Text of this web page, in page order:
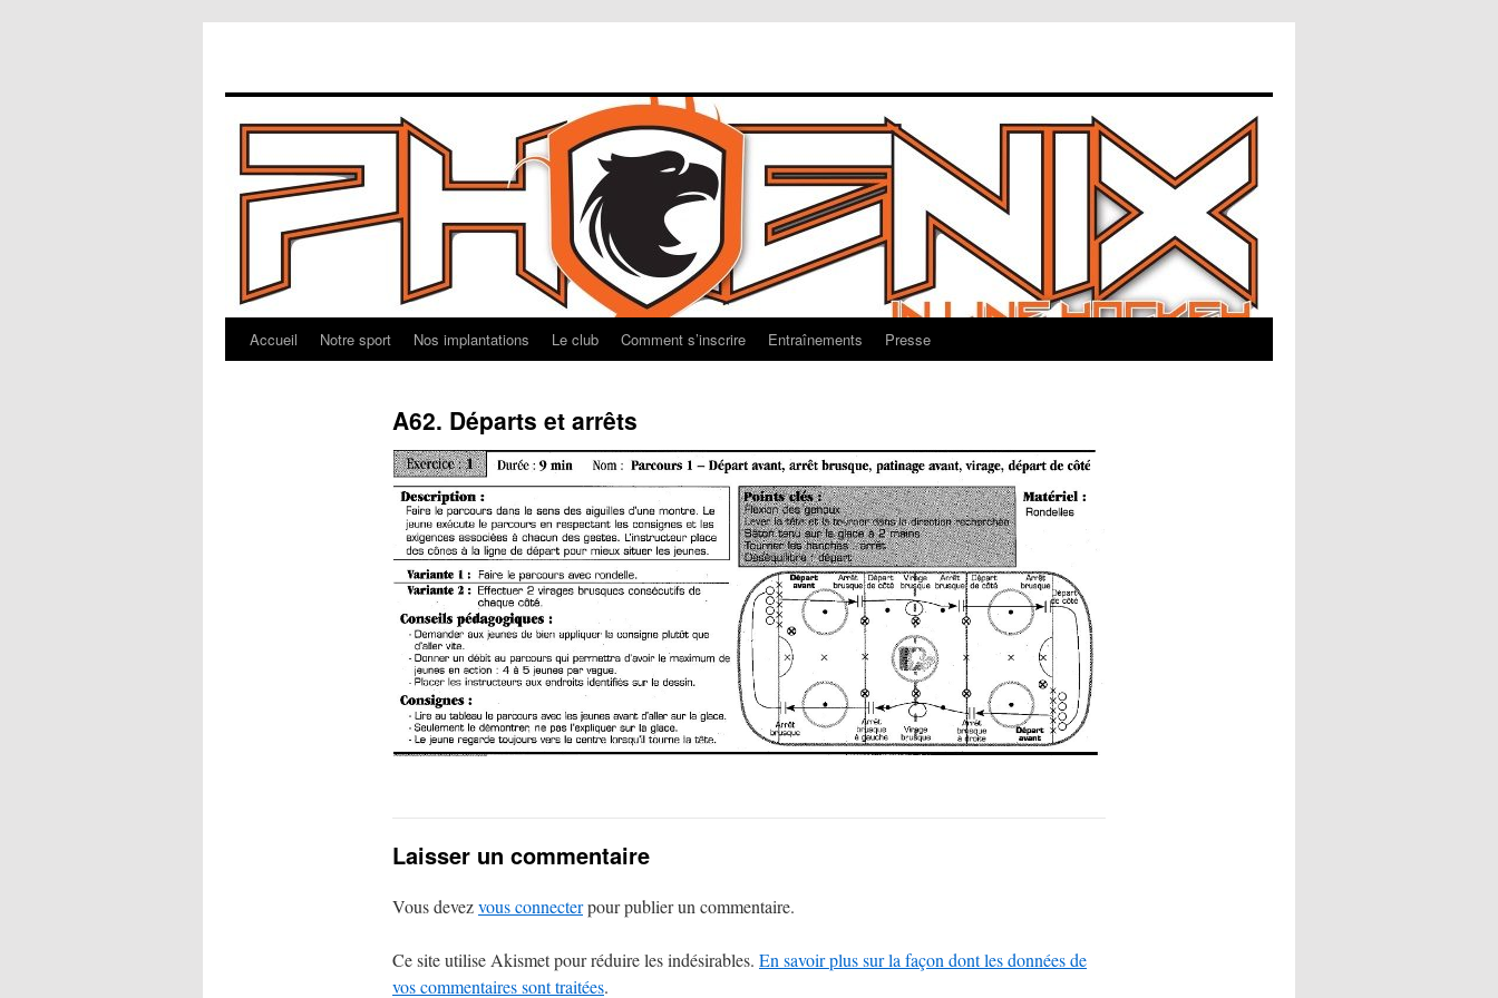
Aller
Accueil Notre sport Nos implantations Le club Comment s’inscrire Entraînements Presse
A62. Départs et arrêts
Laisser un commentaire
Vous devezvous connecterpour publier un commentaire.
Ce site utilise Akismet pour réduire les indésirables. En savoir plus sur la façon dont les données de
vos commentaires sont traitées.